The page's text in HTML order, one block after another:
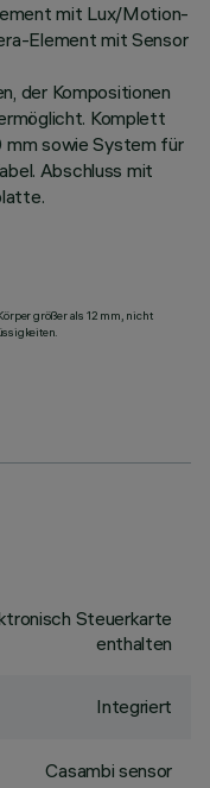
mit Lux/Motion-
Element mit Sensor
der Kompositionen
Komplett
sowie System für
Abschluss mit
größer als 12 mm, nicht
Steuerkarte
enthalten
Integriert
Casambi sensor